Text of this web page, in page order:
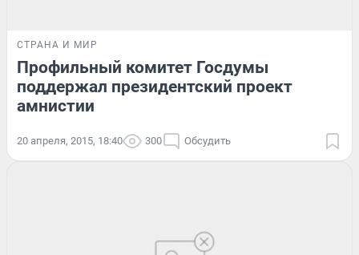
СТРАНА И МИР
Профильный комитет Госдумы
поддержал президентский проект
амнистии
20 апреля, 2015, 18:40 300 Обсудить